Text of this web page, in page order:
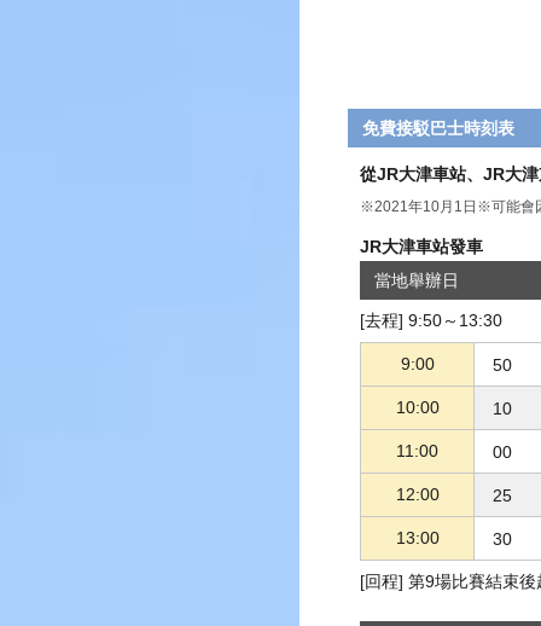
免費接駁巴士時刻表
從JR大津車站、JR大
※2021年10月1日※可能會
JR大津車站發車
當地舉辦日
[去程] 9:50～13:30
9:00 50
10:00 10
11:00 00
12:00 25
13:00 30
[回程] 第9場比賽結束後